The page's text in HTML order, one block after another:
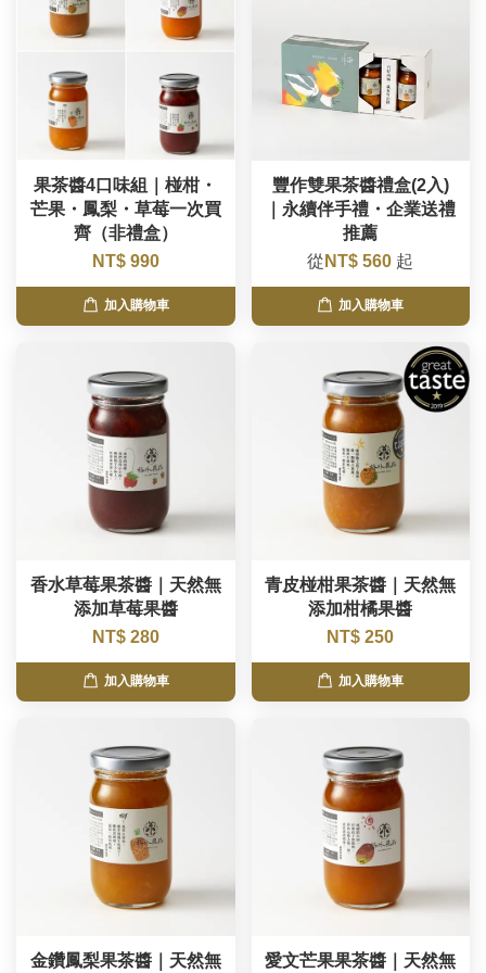
果茶醬4口味組｜椪柑・
芒果・鳳梨・草莓一次買
齊（非禮盒）
NT$ 990
加入購物車
豐作雙果茶醬禮盒(2入)
｜永續伴手禮・企業送禮
推薦
從 NT$ 560 起
加入購物車
香水草莓果茶醬｜天然無
添加草莓果醬
NT$ 280
加入購物車
青皮椪柑果茶醬｜天然無
添加柑橘果醬
NT$ 250
加入購物車
金鑽鳳梨果茶醬｜天然無
愛文芒果果茶醬｜天然無